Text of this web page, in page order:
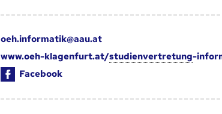
oeh.informatik@aau.at
www.oeh-klagenfurt.at/studienvertretung-
Facebook